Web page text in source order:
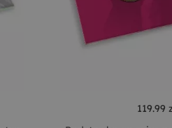
119.99